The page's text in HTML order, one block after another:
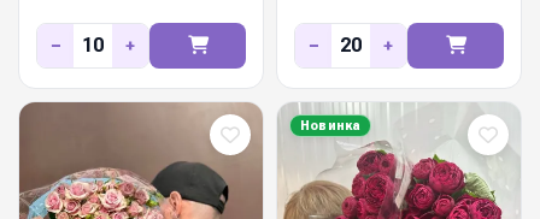
− + − +
Новинка